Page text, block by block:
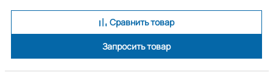
Сравнить товар
Запросить товар